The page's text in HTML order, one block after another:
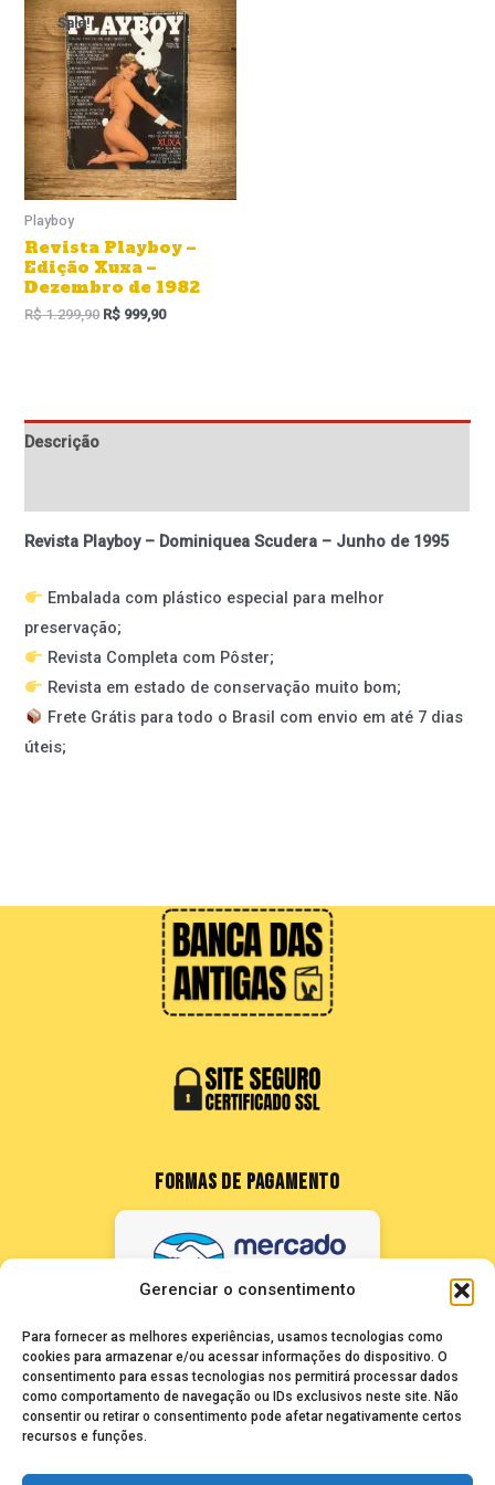
Gerenciar o consentimento
Para fornecer as melhores experiências, usamos tecnologias como
cookies para armazenar e/ou acessar informações do dispositivo. O
consentimento para essas tecnologias nos permitirá processar dados
como comportamento de navegação ou IDs exclusivos neste site. Não
consentir ou retirar o consentimento pode afetar negativamente certos
recursos e funções.
Sale!
Sale!
Playboy
Revista Playboy –
Edição Xuxa –
Dezembro de 1982
R$1.299,90
preço
original
era:
R$ 1.299,90.
R$ 999,90
preço
atual
é:
R$ 999,90.
Descrição
Revista Playboy – Dominiquea Scudera – Junho de 1995
Embalada com plástico especial para melhor
preservação;
Revista Completa com Pôster;
Revista em estado de conservação muito bom;
Frete Grátis para todo o Brasil com envio em até 7 dias
úteis;
FORMAS DE PAGAMENTO
FALE CONOSCO
seuze@bancadasantigas.com